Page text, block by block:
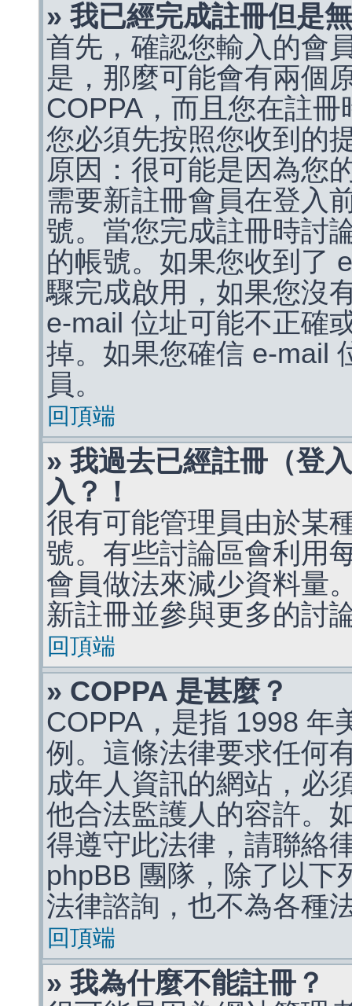
» 我已經完成註冊但是
首先，確認您輸入的會
是，那麼可能會有兩個
COPPA，而且您在註
您必須先按照您收到的
原因：很可能是因為您
需要新註冊會員在登入
號。當您完成註冊時討
的帳號。如果您收到了
驟完成啟用，如果您沒
e-mail 位址可能不正確
掉。如果您確信 e-mail
員。
回頂端
» 我過去已經註冊（登
入？！
很有可能管理員由於某
號。有些討論區會利用
會員做法來減少資料量
新註冊並參與更多的討
回頂端
» COPPA 是甚麼？
COPPA，是指 1998 年
例。這條法律要求任何
成年人資訊的網站，必
他合法監護人的容許。
得遵守此法律，請聯絡
phpBB 團隊，除了以下
法律諮詢，也不為各種
回頂端
» 我為什麼不能註冊？